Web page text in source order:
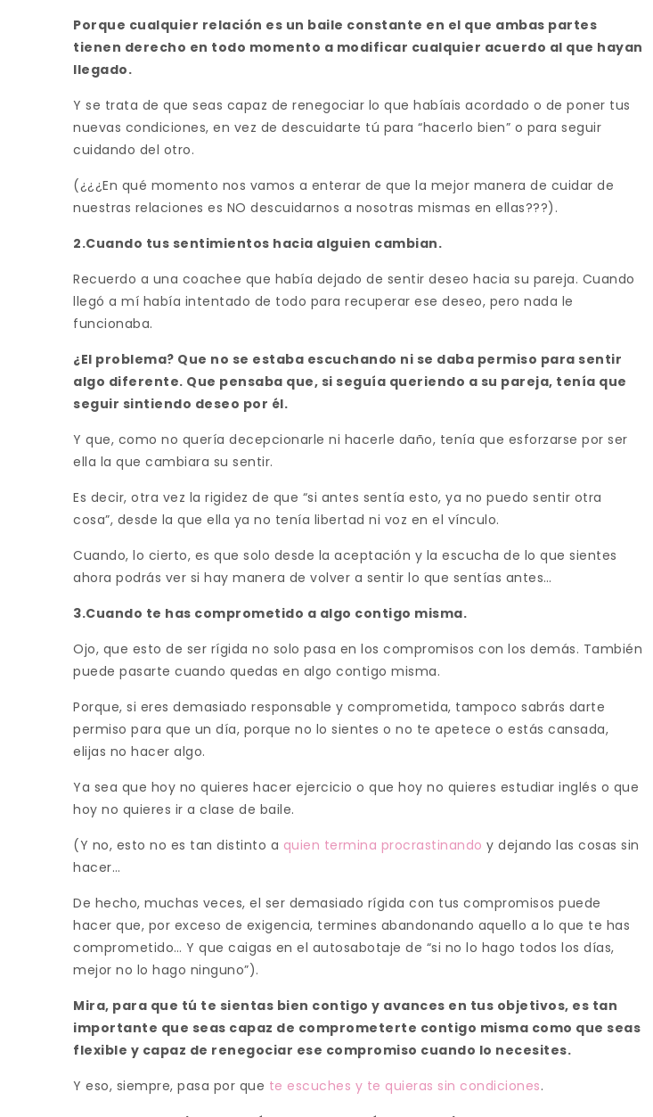
Porque cualquier relación es un baile constante en el que ambas partes
tienen derecho en todo momento a modificar cualquier acuerdo al que hayan
llegado.
Y se trata de que seas capaz de renegociar lo que habíais acordado o de poner tus
nuevas condiciones, en vez de descuidarte tú para “hacerlo bien” o para seguir
cuidando del otro.
(¿¿¿En qué momento nos vamos a enterar de que la mejor manera de cuidar de
nuestras relaciones es NO descuidarnos a nosotras mismas en ellas???).
2.Cuando tus sentimientos hacia alguien cambian.
Recuerdo a una coachee que había dejado de sentir deseo hacia su pareja. Cuando
llegó a mí había intentado de todo para recuperar ese deseo, pero nada le
funcionaba.
¿El problema? Que no se estaba escuchando ni se daba permiso para sentir
algo diferente. Que pensaba que, si seguía queriendo a su pareja, tenía que
seguir sintiendo deseo por él.
Y que, como no quería decepcionarle ni hacerle daño, tenía que esforzarse por ser
ella la que cambiara su sentir.
Es decir, otra vez la rigidez de que “si antes sentía esto, ya no puedo sentir otra
cosa”, desde la que ella ya no tenía libertad ni voz en el vínculo.
Cuando, lo cierto, es que solo desde la aceptación y la escucha de lo que sientes
ahora podrás ver si hay manera de volver a sentir lo que sentías antes…
3.Cuando te has comprometido a algo contigo misma.
Ojo, que esto de ser rígida no solo pasa en los compromisos con los demás. También
puede pasarte cuando quedas en algo contigo misma.
Porque, si eres demasiado responsable y comprometida, tampoco sabrás darte
permiso para que un día, porque no lo sientes o no te apetece o estás cansada,
elijas no hacer algo.
Ya sea que hoy no quieres hacer ejercicio o que hoy no quieres estudiar inglés o que
hoy no quieres ir a clase de baile.
(Y no, esto no es tan distinto a quien termina procrastinando y dejando las cosas sin
hacer…
De hecho, muchas veces, el ser demasiado rígida con tus compromisos puede
hacer que, por exceso de exigencia, termines abandonando aquello a lo que te has
comprometido… Y que caigas en el autosabotaje de “si no lo hago todos los días,
mejor no lo hago ninguno”).
Mira, para que tú te sientas bien contigo y avances en tus objetivos, es tan
importante que seas capaz de comprometerte contigo misma como que seas
flexible y capaz de renegociar ese compromiso cuando lo necesites.
Y eso, siempre, pasa por que te escuches y te quieras sin condiciones.